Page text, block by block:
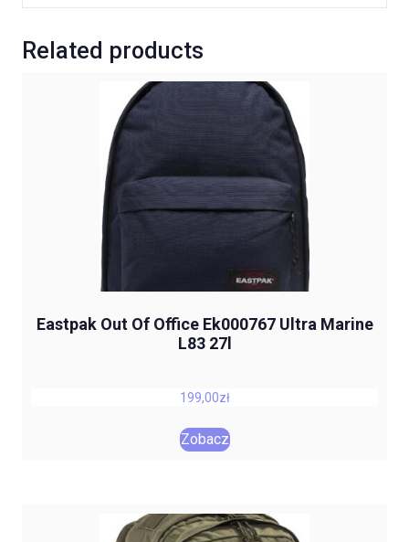
Related products
Eastpak Out Of Office Ek000767 Ultra Marine
L83 27l
199,00zł
Zobacz